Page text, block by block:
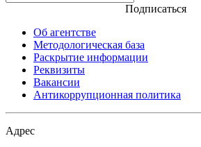
Подписаться
Об агентстве
Методологическая база
Раскрытие информации
Реквизиты
Вакансии
Антикоррупционная политика
Адрес